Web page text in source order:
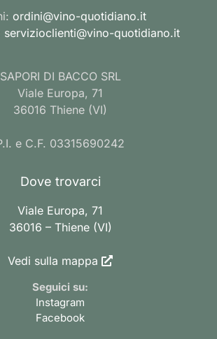
ordini@vino-quotidiano.it
servizioclienti@vino-quotidiano.it
SAPORI DI BACCO SRL
Viale Europa, 71
36016 Thiene (VI)
e C.F. 03315690242
Dove trovarci
Viale Europa, 71
36016 – Thiene (VI)
Vedi sulla mappa
Seguici su:
Instagram
Facebook